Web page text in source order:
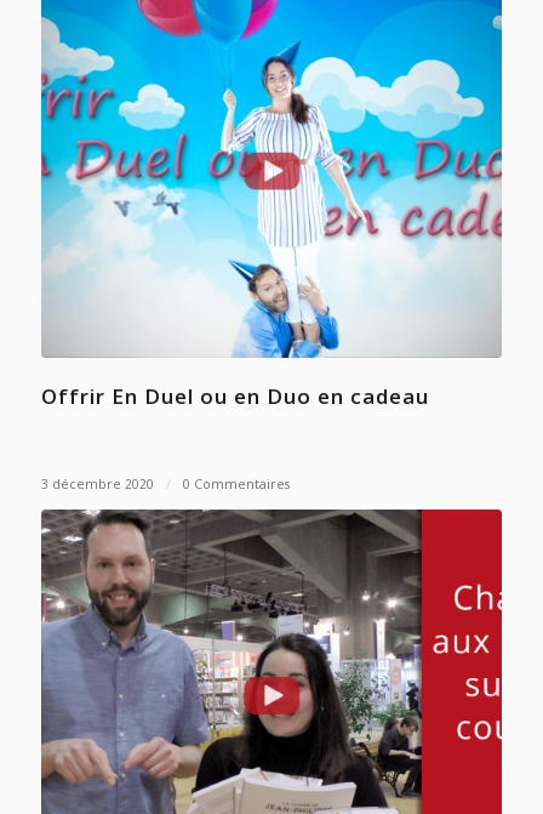
Offrir En Duel ou en Duo en cadeau
3 décembre 2020 / 0 Commentaires